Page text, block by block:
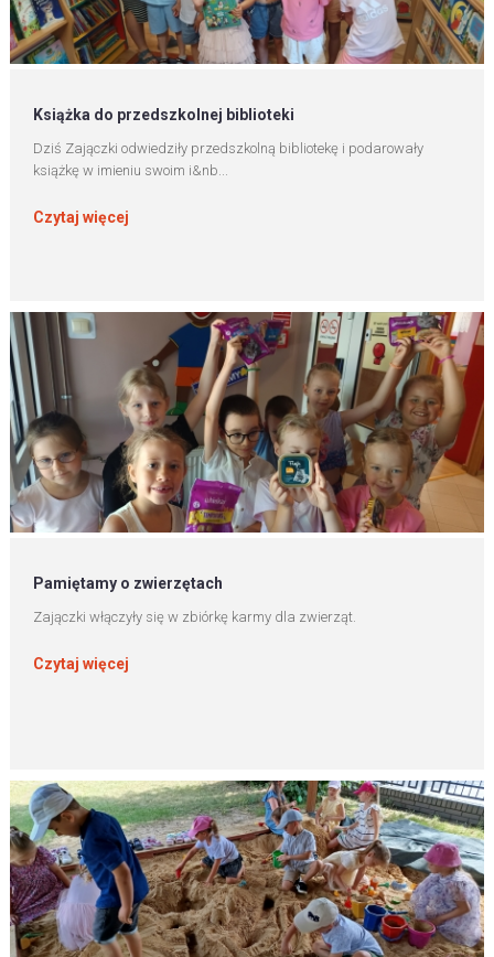
Książka do przedszkolnej biblioteki
Dziś Zajączki odwiedziły przedszkolną bibliotekę i podarowały
książkę w imieniu swoim i&nb...
Czytaj więcej
Pamiętamy o zwierzętach
Zajączki włączyły się w zbiórkę karmy dla zwierząt.
Czytaj więcej